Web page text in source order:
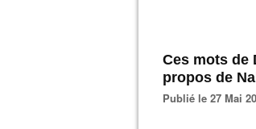
Ces mots de
propos de
Publié le 27 Mai